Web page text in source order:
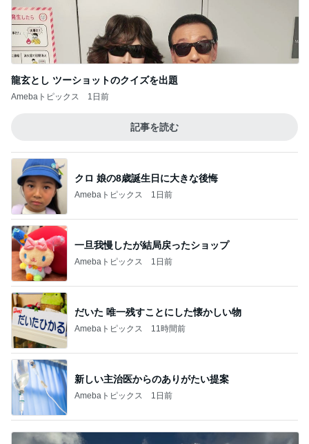
龍玄とし ツーショットのクイズを出題
Amebaトピックス 1日前
記事を読む
クロ 娘の8歳誕生日に大きな後悔
Amebaトピックス 1日前
一旦我慢したが結局戻ったショップ
Amebaトピックス 1日前
だいた 唯一残すことにした懐かしい物
Amebaトピックス 11時間前
新しい主治医からのありがたい提案
Amebaトピックス 1日前